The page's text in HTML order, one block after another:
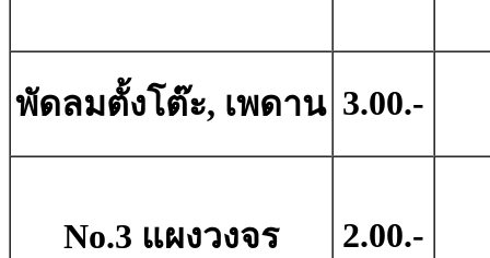
พัดลมตั้งโต๊ะ, เพดาน 3.00.-
No.3 แผงวงจร 2.00.-